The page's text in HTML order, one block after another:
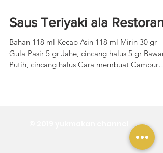
Saus Teriyaki ala Restoran
Bahan 118 ml Kecap Asin 118 ml Mirin 30 gr
Gula Pasir 5 gr Jahe, cincang halus 5 gr
Putih, cincang halus Cara membuat Campur